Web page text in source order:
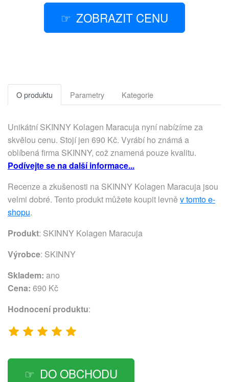
ZOBRAZIT CENU
O produktu Parametry Kategorie
Unikátní SKINNY Kolagen Maracuja nyní nabízíme za
skvělou cenu. Stojí jen 690 Kč. Vyrábí ho známá a
oblíbená firma SKINNY, což znamená pouze kvalitu.
Podívejte se na další informace...
Recenze a zkušenosti na SKINNY Kolagen Maracuja jsou
velmi dobré. Tento produkt můžete koupit levně v tomto e-
shopu.
Produkt: SKINNY Kolagen Maracuja
Výrobce: SKINNY
Skladem: ano
Cena: 690 Kč
Hodnocení produktu:
DO OBCHODU